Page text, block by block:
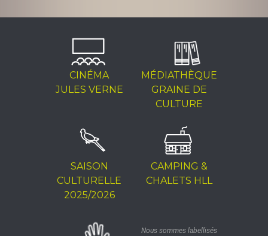
CINÉMA
JULES VERNE
MÉDIATHÈQUE
GRAINE DE
CULTURE
SAISON
CULTURELLE
2025/2026
CAMPING &
CHALETS HLL
Nous sommes labellisés